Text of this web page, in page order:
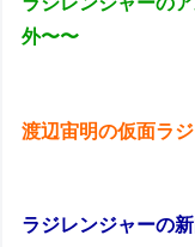
外〜〜
渡辺宙明の仮面ラ
ラジレンジャーの